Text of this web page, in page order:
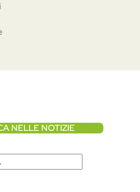
NELLE NOTIZIE